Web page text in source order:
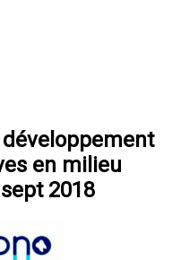
en milieu
2018